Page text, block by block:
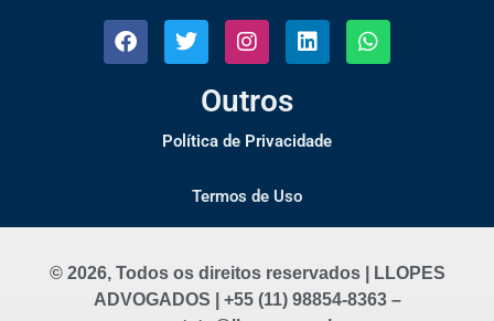
Outros
Política de Privacidade
Termos de Uso
© 2026, Todos os direitos reservados | LLOPES
ADVOGADOS | +55 (11) 98854-8363 –